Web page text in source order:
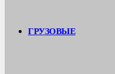
ГРУЗОВЫЕ